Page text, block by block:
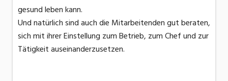
gesund leben kann.
Und natürlich sind auch die Mitarbeitenden gut beraten,
sich mit ihrer Einstellung zum Betrieb, zum Chef und zur
Tätigkeit auseinanderzusetzen.